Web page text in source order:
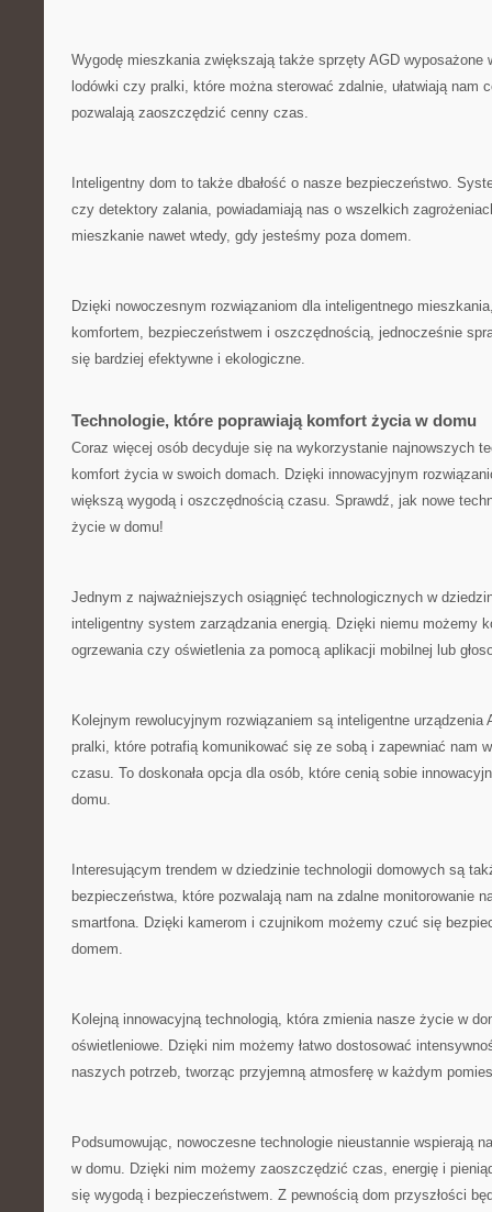
Wygodę mieszkania⁣ zwiększają także ‍sprzęty⁤ AGD wyposażone
lodówki czy ‌pralki, które można sterować zdalnie, ułatwiają nam
pozwalają zaoszczędzić cenny⁤ czas.
Inteligentny dom to także dbałość o nasze bezpieczeństwo.
czy⁤ detektory zalania, ⁢powiadamiają nas o wszelkich
mieszkanie ⁢nawet wtedy, gdy jesteśmy poza⁢ domem.
Dzięki ⁤nowoczesnym rozwiązaniom‍ dla‍ inteligentnego
komfortem, bezpieczeństwem i oszczędnością, jednocześnie
się bardziej efektywne⁤ i ekologiczne.
Technologie, które poprawiają ​komfort życia w ‌domu
Coraz więcej‌ osób ⁢decyduje się ‌na‌ wykorzystanie najnowszych
komfort życia‍ w⁣ swoich domach. ⁤Dzięki innowacyjnym‍
większą wygodą​ i oszczędnością czasu. Sprawdź, jak nowe
życie w domu!
Jednym ​z najważniejszych osiągnięć technologicznych ​w
inteligentny system zarządzania energią. Dzięki niemu możemy
ogrzewania‌ czy oświetlenia za ⁣pomocą⁣ aplikacji mobilnej lub
Kolejnym rewolucyjnym rozwiązaniem są inteligentne
pralki, które potrafią komunikować się ze sobą i zapewniać nam
czasu. To doskonała opcja dla osób, które cenią sobie‌
domu.
Interesującym trendem w dziedzinie technologii domowych są⁢
bezpieczeństwa, które​ pozwalają⁣ nam na zdalne​ monitorowanie
smartfona. Dzięki kamerom i czujnikom możemy ⁤czuć się
domem.
Kolejną innowacyjną technologią, która zmienia nasze życie w
oświetleniowe. ⁤Dzięki nim możemy łatwo dostosować
naszych potrzeb, tworząc przyjemną atmosferę w ‍każdym​
Podsumowując, nowoczesne technologie nieustannie wspierają
⁤w domu. Dzięki nim możemy zaoszczędzić czas, energię i
się wygodą i bezpieczeństwem. Z pewnością dom przyszłości